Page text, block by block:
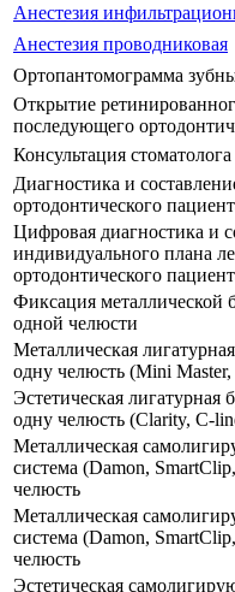
Анестезия
Анестезия проводниковая
Ортопантомограмма
Открытие
последующего
Консультация
Диагностика и
ортодонтического
Цифровая диагностика и
индивидуального плана
ортодонтического
Фиксация металлической
одной челюсти
Металлическая
одну челюсть (Mini
Эстетическая лигатурная
одну челюсть (Clarity, C-
Металлическая
система (Damon,
челюсть
Металлическая
система (Damon,
челюсть
Эстетическая